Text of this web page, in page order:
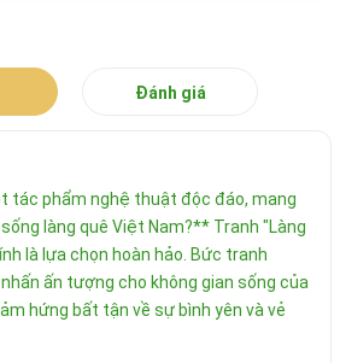
Đánh giá
tác phẩm nghệ thuật độc đáo, mang
làng quê Việt Nam?** Tranh "Làng
là lựa chọn hoàn hảo. Bức tranh
ấn tượng cho không gian sống của
hứng bất tận về sự bình yên và vẻ